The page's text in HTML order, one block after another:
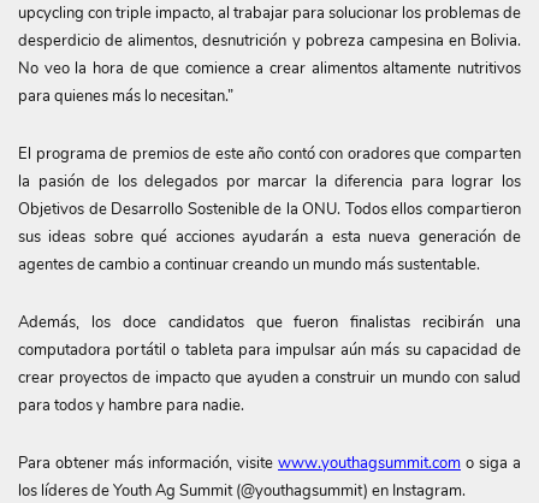
upcycling con triple impacto, al trabajar para solucionar los problemas de
desperdicio de alimentos, desnutrición y pobreza campesina en Bolivia.
No veo la hora de que comience a crear alimentos altamente nutritivos
para quienes más lo necesitan.”
El programa de premios de este año contó con oradores que comparten
la pasión de los delegados por marcar la diferencia para lograr los
Objetivos de Desarrollo Sostenible de la ONU. Todos ellos compartieron
sus ideas sobre qué acciones ayudarán a esta nueva generación de
agentes de cambio a continuar creando un mundo más sustentable.
Además, los doce candidatos que fueron finalistas recibirán una
computadora portátil o tableta para impulsar aún más su capacidad de
crear proyectos de impacto que ayuden a construir un mundo con salud
para todos y hambre para nadie.
Para obtener más información, visite www.youthagsummit.com o siga a
los líderes de Youth Ag Summit (@youthagsummit) en Instagram.